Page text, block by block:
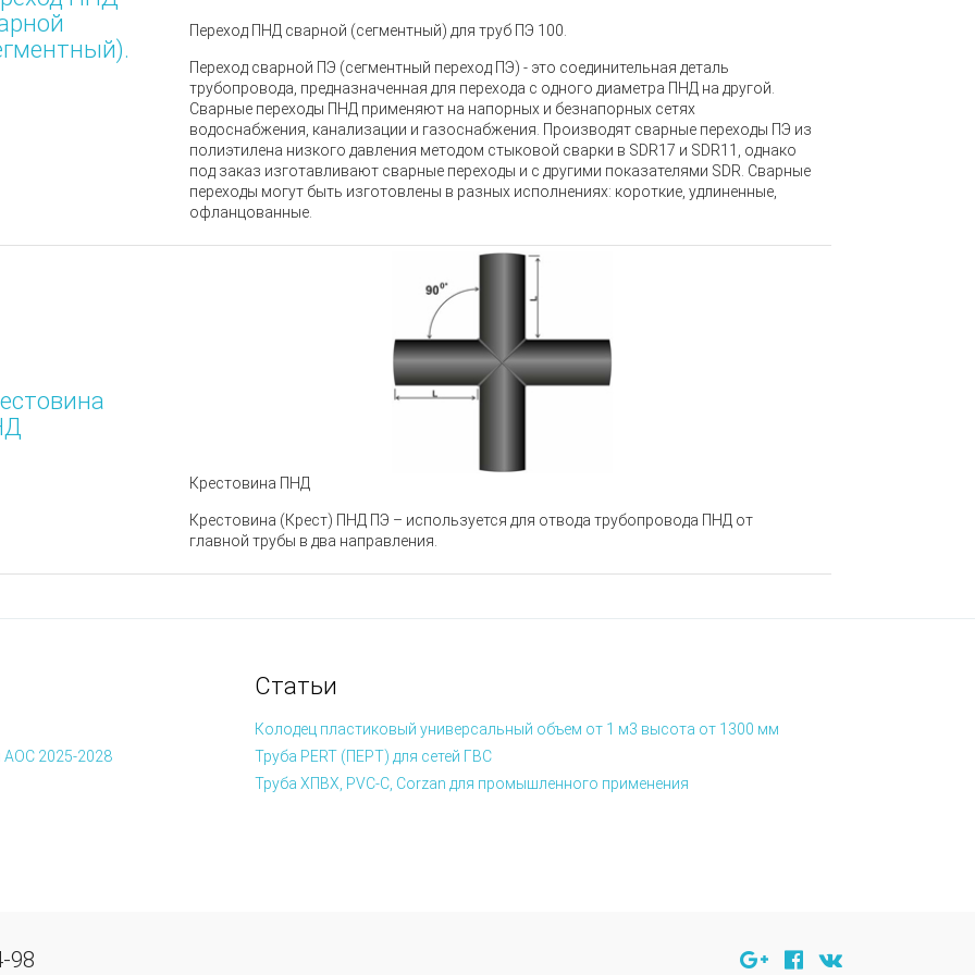
Переход ПНД сварной (сегментный) для труб ПЭ 100
Переход сварной ПЭ (сегментный переход ПЭ) - это соединительная деталь
трубопровода, предназначенная для перехода с одного диаметра ПНД на другой.
Сварные переходы ПНД применяют на напорных и безнапорных сетях
водоснабжения, канализации и газоснабжения. Производят сварные переходы ПЭ из
полиэтилена низкого давления методом стыковой сварки в SDR17 и SDR11, однако
под заказ изготавливают сварные переходы и с другими показателями SDR. Сварные
переходы могут быть изготовлены в разных исполнениях: короткие, удлиненные,
офланцованные.
Крестовина ПНД
Крестовина (Крест) ПНД ПЭ – используется для отвода трубопровода ПНД от
главной трубы в два направления.
АОС 2025-2028
Статьи
Колодец пластиковый универсальный объем от 1 м3 высота от 1300 мм
Труба PERT (ПЕРТ) для сетей ГВС
Труба ХПВХ, PVC-C, Corzan для промышленного применения
98